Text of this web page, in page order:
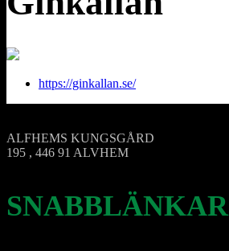
https://ginkallan.se/
ALFHEMS KUNGSGÅRD
195 , 446 91 ALVHEM
SNABBLÄNKAR